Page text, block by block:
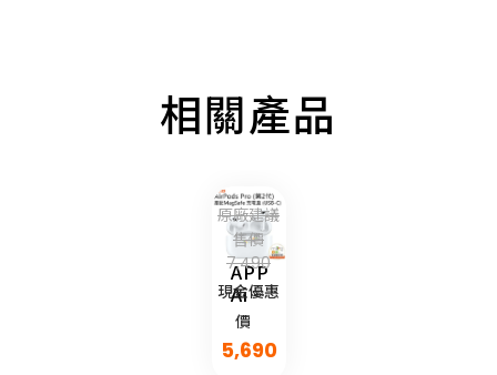
相關產品
APPLE
AirPods
Pro
第2
代
原廠建議
售價
7,490
現金優惠
價
5,690